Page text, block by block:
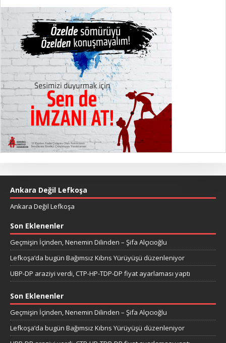
Ankara Değil Lefkoşa
Ankara Değil Lefkoşa
Son Eklenenler
Geçmişin İçinden, Nenemin Dilinden – Şifa Alçıcıoğlu
Lefkoşa’da bugün Bağımsız Kıbrıs Yürüyüşü düzenleniyor
UBP-DP araziyi verdi, CTP-HP-TDP-DP fiyat ayarlaması yaptı
Son Eklenenler
Geçmişin İçinden, Nenemin Dilinden – Şifa Alçıcıoğlu
Lefkoşa’da bugün Bağımsız Kıbrıs Yürüyüşü düzenleniyor